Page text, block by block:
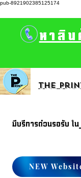
pub-8921902385125174
หาสิ
The
มีบรีการด่วนรอรับ ใน
NEW